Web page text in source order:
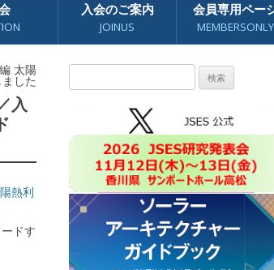
入会のご案内
JOINUS
会員専用ペー
MEMBERSONLY
太陽
した
入
熱利
ドす
索: